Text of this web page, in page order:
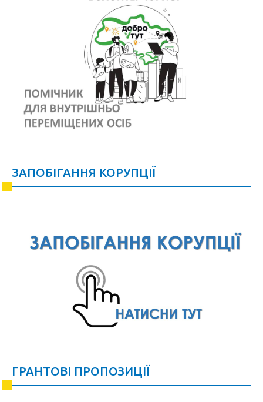
ЗАПОБІГАННЯ КОРУПЦІЇ
ГРАНТОВІ ПРОПОЗИЦІЇ